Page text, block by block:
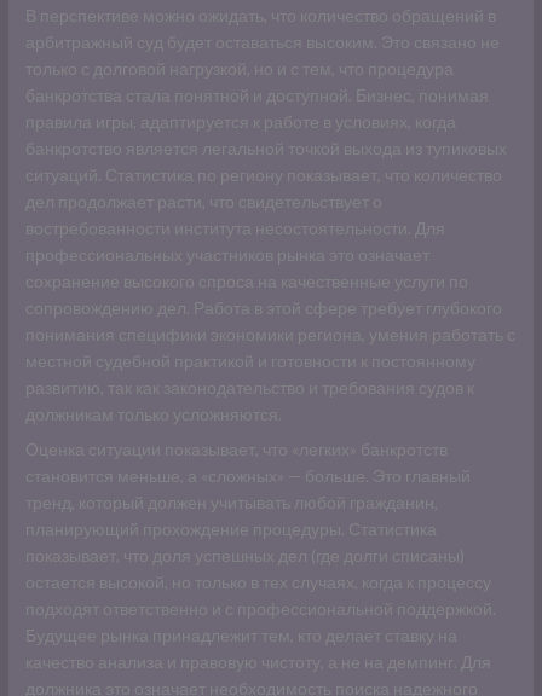
В перспективе можно ожидать, что количество обращений в
арбитражный суд будет оставаться высоким. Это связано не
только с долговой нагрузкой, но и с тем, что процедура
банкротства стала понятной и доступной. Бизнес, понимая
правила игры, адаптируется к работе в условиях, когда
банкротство является легальной точкой выхода из тупиковых
ситуаций. Статистика по региону показывает, что количество
дел продолжает расти, что свидетельствует о
востребованности института несостоятельности. Для
профессиональных участников рынка это означает
сохранение высокого спроса на качественные услуги по
сопровождению дел. Работа в этой сфере требует глубокого
понимания специфики экономики региона, умения работать с
местной судебной практикой и готовности к постоянному
развитию, так как законодательство и требования судов к
должникам только усложняются.
Оценка ситуации показывает, что «легких» банкротств
становится меньше, а «сложных» — больше. Это главный
тренд, который должен учитывать любой гражданин,
планирующий прохождение процедуры. Статистика
показывает, что доля успешных дел (где долги списаны)
остается высокой, но только в тех случаях, когда к процессу
подходят ответственно и с профессиональной поддержкой.
Будущее рынка принадлежит тем, кто делает ставку на
качество анализа и правовую чистоту, а не на демпинг. Для
должника это означает необходимость поиска надежного